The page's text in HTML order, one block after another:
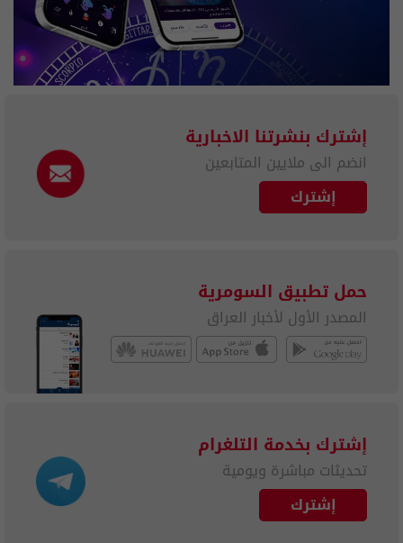
إشترك بنشرتنا الاخبارية
انضم الى ملايين المتابعين
إشترك
حمل تطبيق السومرية
المصدر الأول لأخبار العراق
إشترك بخدمة التلغرام
تحديثات مباشرة ويومية
إشترك